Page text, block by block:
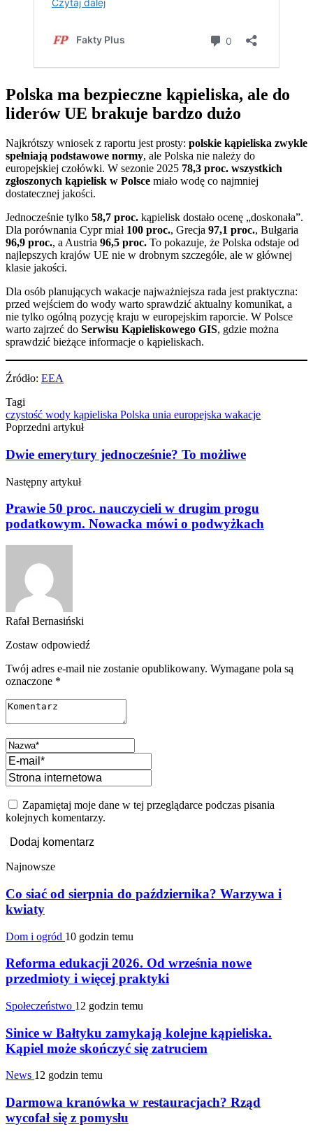
Polska ma bezpieczne kąpieliska, ale do
liderów UE brakuje bardzo dużo
Najkrótszy wniosek z raportu jest prosty: polskie kąpieliska zwykle
spełniają podstawowe normy, ale Polska nie należy do
europejskiej czołówki. W sezonie 2025 78,3 proc. wszystkich
zgłoszonych kąpielisk w Polsce miało wodę co najmniej
dostatecznej jakości.
Jednocześnie tylko 58,7 proc. kąpielisk dostało ocenę „doskonała”.
Dla porównania Cypr miał 100 proc., Grecja 97,1 proc., Bułgaria
96,9 proc., a Austria 96,5 proc. To pokazuje, że Polska odstaje od
najlepszych krajów UE nie w drobnym szczególe, ale w głównej
klasie jakości.
Dla osób planujących wakacje najważniejsza rada jest praktyczna:
przed wejściem do wody warto sprawdzić aktualny komunikat, a
nie tylko ogólną pozycję kraju w europejskim raporcie. W Polsce
warto zajrzeć do Serwisu Kąpieliskowego GIS, gdzie można
sprawdzić bieżące informacje o kąpieliskach.
Źródło: EEA
Tagi
czystość wody kąpieliska Polska unia europejska wakacje
Poprzedni artykuł
Dwie emerytury jednocześnie? To możliwe
Następny artykuł
Prawie 50 proc. nauczycieli w drugim progu
podatkowym. Nowacka mówi o podwyżkach
Rafał Bernasiński
Zostaw odpowiedź
Twój adres e-mail nie zostanie opublikowany. Wymagane pola są
oznaczone *
Zapamiętaj moje dane w tej przeglądarce podczas pisania
kolejnych komentarzy.
Najnowsze
Co siać od sierpnia do października? Warzywa i
kwiaty
Dom i ogród 10 godzin temu
Reforma edukacji 2026. Od września nowe
przedmioty i więcej praktyki
Społeczeństwo 12 godzin temu
Sinice w Bałtyku zamykają kolejne kąpieliska.
Kąpiel może skończyć się zatruciem
News 12 godzin temu
Darmowa kranówka w restauracjach? Rząd
wycofał się z pomysłu